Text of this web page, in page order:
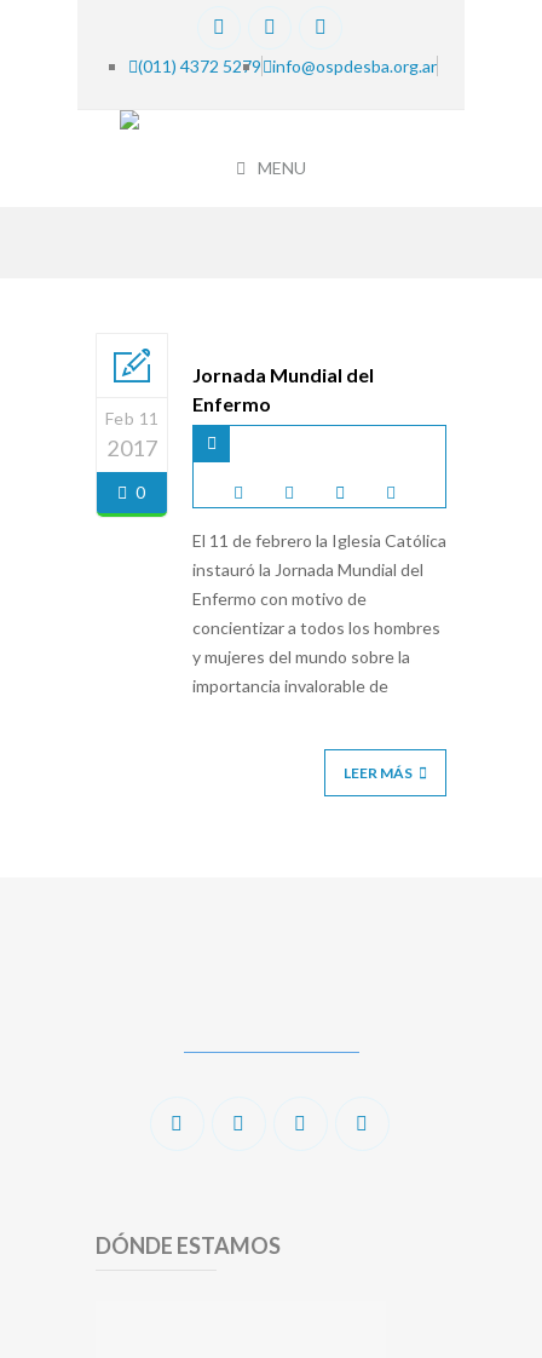
(011) 4372 5279 info@ospdesba.org.ar
MENU
Feb 11
2017
0
Jornada Mundial del
Enfermo
El 11 de febrero la Iglesia Católica
instauró la Jornada Mundial del
Enfermo con motivo de
concientizar a todos los hombres
y mujeres del mundo sobre la
importancia invalorable de
LEER MÁS
DÓNDE ESTAMOS